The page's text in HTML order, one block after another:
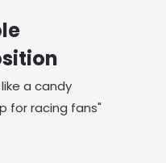
a candy
for racing fans"